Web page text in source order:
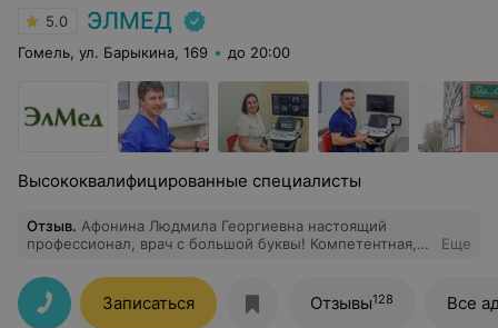
5.0 ЭЛМЕД
Гомель, ул. Барыкина, 169 до 20:00
Высококвалифицированные специалисты
Отзыв. Афонина Людмила Георгиевна настоящий
профессионал, врач с большой буквы! Компетентная,
вопросы. Рекомендую!
Еще
Записаться Отзывы128 Все